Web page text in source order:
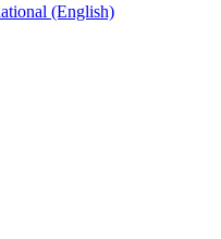
(English)